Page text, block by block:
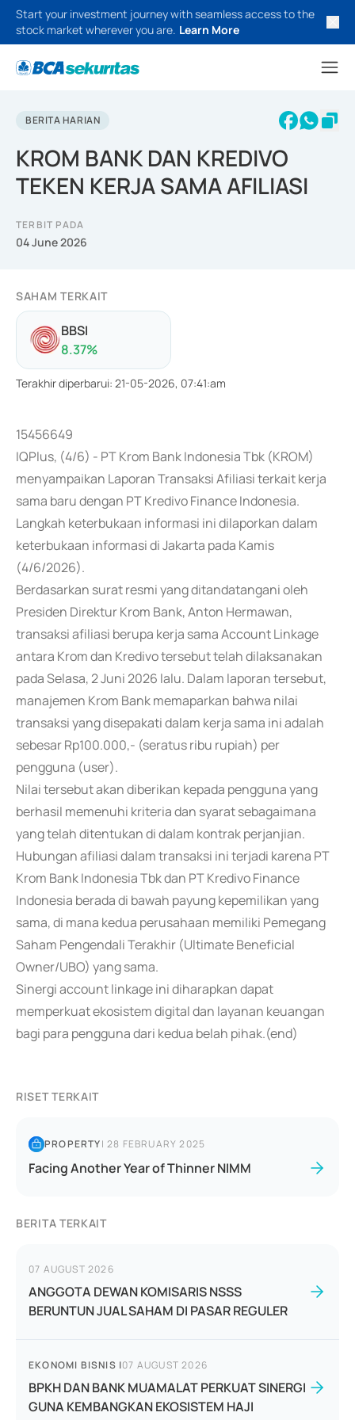
Start your investment journey with seamless access to the
stock market wherever you are. Learn More
BERITA HARIAN
KROM BANK DAN KREDIVO
TEKEN KERJA SAMA AFILIASI
TERBIT PADA
04 June 2026
SAHAM TERKAIT
BBSI
8.37%
Terakhir diperbarui: 21-05-2026, 07:41:am
15456649
IQPlus, (4/6) - PT Krom Bank Indonesia Tbk (KROM)
menyampaikan Laporan Transaksi Afiliasi terkait kerja
sama baru dengan PT Kredivo Finance Indonesia.
Langkah keterbukaan informasi ini dilaporkan dalam
keterbukaan informasi di Jakarta pada Kamis
(4/6/2026).
Berdasarkan surat resmi yang ditandatangani oleh
Presiden Direktur Krom Bank, Anton Hermawan,
transaksi afiliasi berupa kerja sama Account Linkage
antara Krom dan Kredivo tersebut telah dilaksanakan
pada Selasa, 2 Juni 2026 lalu. Dalam laporan tersebut,
manajemen Krom Bank memaparkan bahwa nilai
transaksi yang disepakati dalam kerja sama ini adalah
sebesar Rp100.000,- (seratus ribu rupiah) per
pengguna (user).
Nilai tersebut akan diberikan kepada pengguna yang
berhasil memenuhi kriteria dan syarat sebagaimana
yang telah ditentukan di dalam kontrak perjanjian.
Hubungan afiliasi dalam transaksi ini terjadi karena PT
Krom Bank Indonesia Tbk dan PT Kredivo Finance
Indonesia berada di bawah payung kepemilikan yang
sama, di mana kedua perusahaan memiliki Pemegang
Saham Pengendali Terakhir (Ultimate Beneficial
Owner/UBO) yang sama.
Sinergi account linkage ini diharapkan dapat
memperkuat ekosistem digital dan layanan keuangan
bagi para pengguna dari kedua belah pihak.(end)
RISET TERKAIT
PROPERTY|28 FEBRUARY 2025
Facing Another Year of Thinner NIMM
BERITA TERKAIT
07 AUGUST 2026
ANGGOTA DEWAN KOMISARIS NSSS
BERUNTUN JUAL SAHAM DI PASAR REGULER
EKONOMI BISNIS |07 AUGUST 2026
BPKH DAN BANK MUAMALAT PERKUAT SINERGI
GUNA KEMBANGKAN EKOSISTEM HAJI